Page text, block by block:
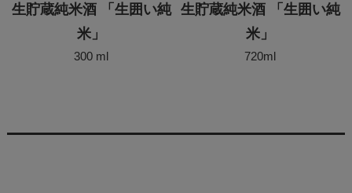
生貯蔵純米酒 「生囲い純
米」
300 ml
生貯蔵純米酒 「生囲い純
米」
720ml